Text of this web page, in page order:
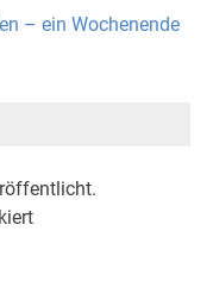
– ein Wochenende